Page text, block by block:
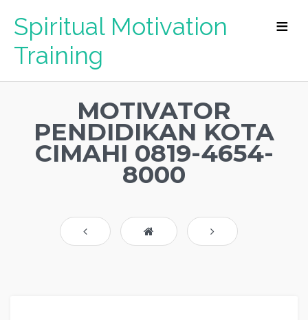
Spiritual Motivation
Training
MOTIVATOR
PENDIDIKAN KOTA
CIMAHI 0819-4654-
8000